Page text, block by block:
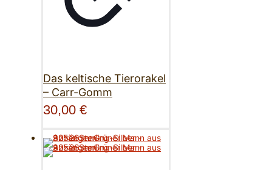
Das keltische Tierorakel
– Carr-Gomm
30,00 €